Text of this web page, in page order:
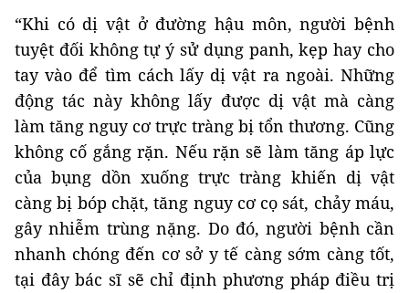
“Khi có dị vật ở đường hậu môn, người bệnh
tuyệt đối không tự ý sử dụng panh, kẹp hay cho
tay vào để tìm cách lấy dị vật ra ngoài. Những
động tác này không lấy được dị vật mà càng
làm tăng nguy cơ trực tràng bị tổn thương. Cũng
không cố gắng rặn. Nếu rặn sẽ làm tăng áp lực
của bụng dồn xuống trực tràng khiến dị vật
càng bị bóp chặt, tăng nguy cơ cọ sát, chảy máu,
gây nhiễm trùng nặng. Do đó, người bệnh cần
nhanh chóng đến cơ sở y tế càng sớm càng tốt,
tại đây bác sĩ sẽ chỉ định phương pháp điều trị